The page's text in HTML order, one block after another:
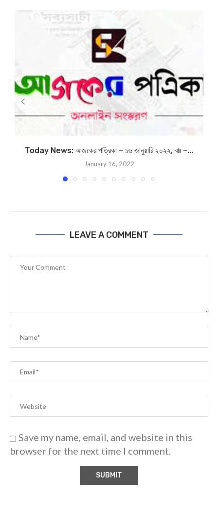
Today News: আজকের পত্রিকা – ১৬ জানুয়ারি ২০২২, বাঃ –...
January 16, 2022
LEAVE A COMMENT
Save my name, email, and website in this
browser for the next time I comment.